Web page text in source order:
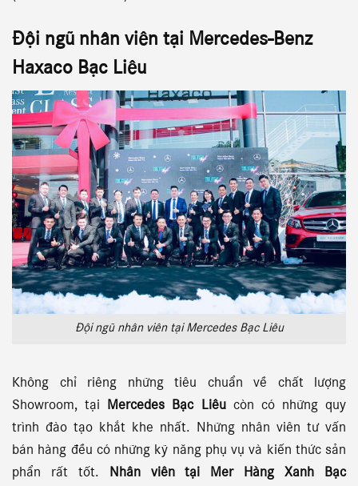
Đội ngũ nhân viên tại Mercedes-Benz
Haxaco Bạc Liêu
Đội ngũ nhân viên tại Mercedes Bạc Liêu
Không chỉ riêng những tiêu chuẩn về chất lượng
Showroom, tại
Mercedes Bạc Liêucòn có những quy
trình đào tạo khắt khe nhất. Những nhân viên tư vấn
bán hàng đều có những kỹ năng phụ vụ và kiến thức sản
phẩn rất tốt.
Nhân viên tại Mer Hàng Xanh Bạc